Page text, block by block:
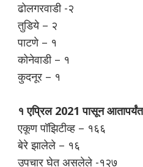
ढोलगरवाडी -२
तुडिये – २
पाटणे – १
कोनेवाडी – १
कुदनूर – १
१ एप्रिल 2021 पासून
एकूण पॉझिटीव्ह – १६६
बेरे झालेले – १६
उपचार घेत असलेले -१२७